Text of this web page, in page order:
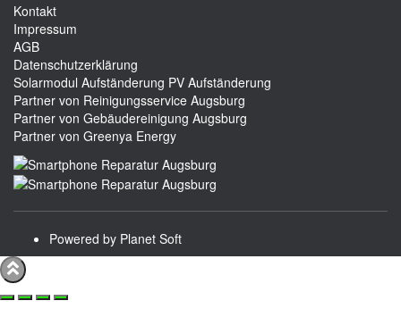
Kontakt
Impressum
AGB
Datenschutzerklärung
Solarmodul Aufständerung PV Aufständerung
Partner von Reinigungsservice Augsburg
Partner von Gebäudereinigung Augsburg
Partner von Greenya Energy
Powered by Planet Soft